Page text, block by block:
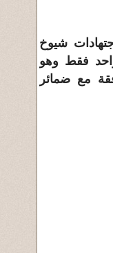
شيوخ
فقط وهو
مع ضمائر